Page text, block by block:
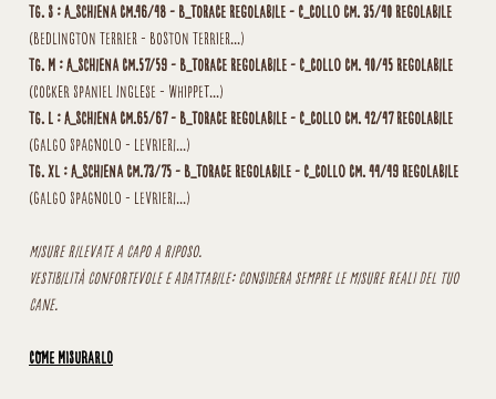
Tg. S : A_schiena cm.46/48 - B_torace regolabile - C_collo cm. 35/40 regolabile
(Bedlington Terrier - Boston Terrier...)
Tg. M : A_schiena cm.57/59 - B_torace regolabile - C_collo cm. 40/45 regolabile
(Cocker Spaniel Inglese - Whippet...)
Tg. L : A_schiena cm.65/67 - B_torace regolabile - C_collo cm. 42/47 regolabile
(Galgo Spagnolo - Levrieri...)
Tg. XL : A_schiena cm.73/75 - B_torace regolabile - C_collo cm. 44/49 regolabile
(Galgo Spagnolo - Levrieri...)
Misure rilevate a capo a riposo.
Vestibilità confortevole e adattabile: considera sempre le misure reali del tuo
cane.
COME MISURARLO